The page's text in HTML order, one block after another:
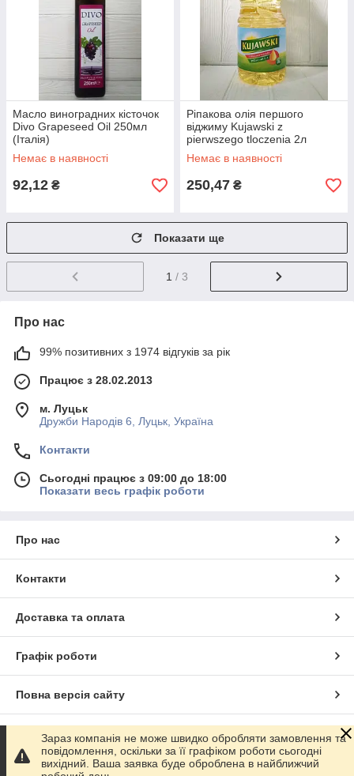
Масло виноградних кісточок
Divo Grapeseed Oil 250мл
(Італія)
Немає в наявності
92,12 ₴
Ріпакова олія першого
віджиму Kujawski z
pierwszego tloczenia 2л
(Польща)
Немає в наявності
250,47 ₴
Показати ще
1 / 3
Про нас
99% позитивних з 1974 відгуків за рік
Працює з 28.02.2013
м. Луцьк
Дружби Народів 6, Луцьк, Україна
Контакти
Сьогодні працює з 09:00 до 18:00
Показати весь графік роботи
Про нас
Контакти
Доставка та оплата
Графік роботи
Повна версія сайту
Сайт створено на маркетплейсі Prom.ua
Політика конфіденційності
Зараз компанія не може швидко обробляти замовлення та
повідомлення, оскільки за її графіком роботи сьогодні
вихідний. Ваша заявка буде оброблена в найближчий